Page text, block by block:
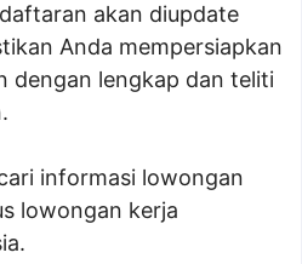
akan diupdate
Anda mempersiapkan
dengan lengkap dan teliti
informasi lowongan
lowongan kerja